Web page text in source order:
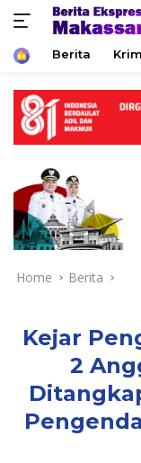
content
HomeBerita
Home Berita
Kejar
2